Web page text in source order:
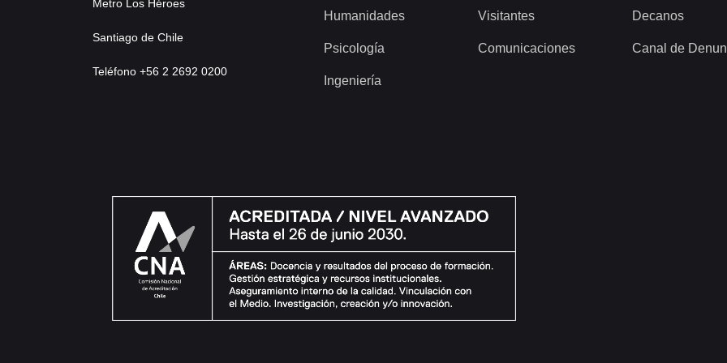
Metro Los Héroes
Santiago de Chile
Teléfono +56 2 2692 0200
Humanidades
Psicología
Ingeniería
Visitantes
Comunicaciones
Decanos
Canal de